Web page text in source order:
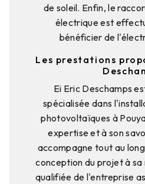
de soleil. Enfin, le
électrique est
bénéficier de
Les prestations
Ei Eric Deschamps
spécialisée dans
photovoltaïques à
expertise et à son
accompagne tout au
conception du projet à
qualifiée de l'entreprise